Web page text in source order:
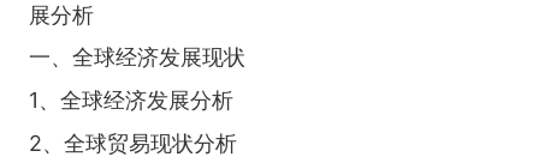
展分析
一、全球经济发展现状
1、全球经济发展分析
2、全球贸易现状分析